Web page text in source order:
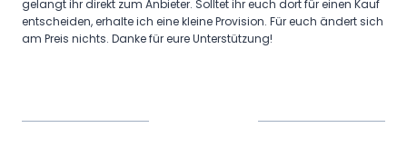
gelangt ihr direkt zum Anbieter. Solltet ihr euch dort für einen Kauf
entscheiden, erhalte ich eine kleine Provision. Für euch ändert sich
am Preis nichts. Danke für eure Unterstützung!